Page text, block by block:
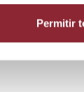
Permitir